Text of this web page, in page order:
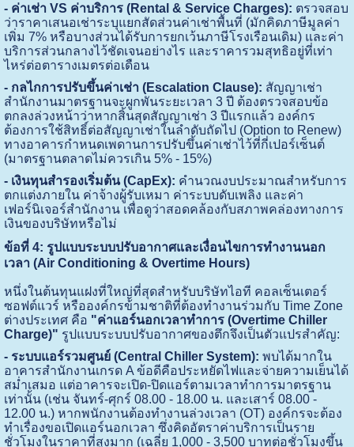
- ค่าเช่า VS ค่าบริการ (Rental & Service Charges): ตรวจสอบ
ว่าราคาเสนอเช่าระบุแยกสัดส่วนค่าเช่าพื้นที่ (มักคิดภาษีมูลค่า
เพิ่ม 7% หรือบางส่วนได้รับการยกเว้นภาษีโรงเรือนเดิม) และค่า
บริการส่วนกลางไว้ชัดเจนอย่างไร และราคารวมสุทธิอยู่ที่เท่า
ไหร่ต่อตารางเมตรต่อเดือน
- กลไกการปรับขึ้นค่าเช่า (Escalation Clause): สัญญาเช่า
สำนักงานมาตรฐานจะผูกพันระยะเวลา 3 ปี ต้องตรวจสอบข้อ
ตกลงล่วงหน้าว่าหากสิ้นสุดสัญญาเช่า 3 ปีแรกแล้ว องค์กร
ต้องการใช้สิทธิ์ต่อสัญญาเช่าในลำดับถัดไป (Option to Renew)
ทางอาคารกำหนดเพดานการปรับขึ้นค่าเช่าไว้ที่กี่เปอร์เซ็นต์
(มาตรฐานตลาดไม่ควรเกิน 5% - 15%)
- เงินทุนสำรองเริ่มต้น (CapEx): คำนวณงบประมาณสำหรับการ
ตกแต่งภายใน ค่าจ้างผู้รับเหมา ค่าระบบดับเพลิง และค่า
เฟอร์นิเจอร์สำนักงาน เพื่อดูว่าสอดคล้องกับสภาพคล่องทางการ
เงินของบริษัทหรือไม่
ข้อที่ 4: รูปแบบระบบปรับอากาศและเงื่อนไขการทำงานนอก
เวลา (Air Conditioning & Overtime Hours)
หนึ่งในต้นทุนแฝงที่ใหญ่ที่สุดสำหรับบริษัทไอที คอลเซ็นเตอร์
ซอฟต์แวร์ หรือองค์กรข้ามชาติที่ต้องทำงานร่วมกับ Time Zone
ต่างประเทศ คือ "ค่าแอร์นอกเวลาทำการ (Overtime Chiller
Charge)" รูปแบบระบบปรับอากาศของตึกจึงเป็นตัวแปรสำคัญ:
- ระบบแอร์รวมศูนย์ (Central Chiller System): พบได้มากใน
อาคารสำนักงานเกรด A ข้อดีคือประหยัดไฟและจ่ายความเย็นได้
สม่ำเสมอ แต่อาคารจะเปิด-ปิดแอร์ตามเวลาทำการมาตรฐาน
เท่านั้น (เช่น จันทร์-ศุกร์ 08.00 - 18.00 น. และเสาร์ 08.00 -
12.00 น.) หากพนักงานต้องทำงานล่วงเวลา (OT) องค์กรจะต้อง
ทำเรื่องขอเปิดแอร์นอกเวลา ซึ่งคิดอัตราค่าบริการเป็นราย
ชั่วโมงในราคาที่สูงมาก (เฉลี่ย 1,000 - 3,500 บาทต่อชั่วโมงขึ้น